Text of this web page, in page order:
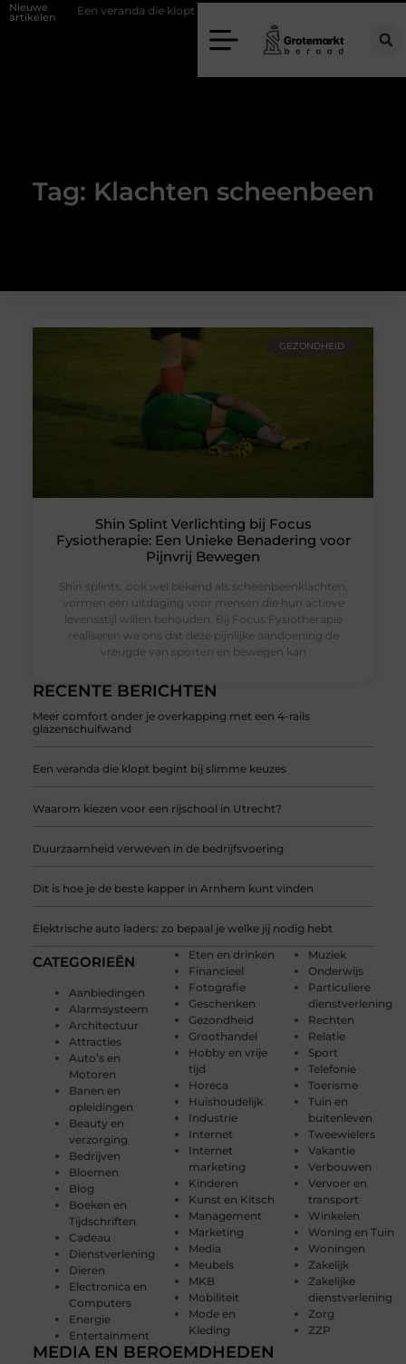
Nieuwe
artikelen Een veranda die klopt begint bij slimme keuzes
Tag: Klachten scheenbeen
RECENTE BERICHTEN
Meer comfort onder je overkapping met een 4-rails
glazenschuifwand
Een veranda die klopt begint bij slimme keuzes
Waarom kiezen voor een rijschool in Utrecht?
Duurzaamheid verweven in de bedrijfsvoering
Dit is hoe je de beste kapper in Arnhem kunt vinden
Elektrische auto laders: zo bepaal je welke jij nodig hebt
CATEGORIEËN
Aanbiedingen
Alarmsysteem
Architectuur
Attracties
Auto’s en
Motoren
Banen en
opleidingen
Beauty en
verzorging
Bedrijven
Bloemen
Blog
Boeken en
Tijdschriften
Cadeau
Dienstverlening
Dieren
Electronica en
Computers
Energie
Entertainment
Eten en drinken
Financieel
Fotografie
Geschenken
Gezondheid
Groothandel
Hobby en vrije
tijd
Horeca
Huishoudelijk
Industrie
Internet
Internet
marketing
Kinderen
Kunst en Kitsch
Management
Marketing
Media
Meubels
MKB
Mobiliteit
Mode en
Kleding
Muziek
Onderwijs
Particuliere
dienstverlening
Rechten
Relatie
Sport
Telefonie
Toerisme
Tuin en
buitenleven
Tweewielers
Vakantie
Verbouwen
Vervoer en
transport
Winkelen
Woning en Tuin
Woningen
Zakelijk
Zakelijke
dienstverlening
Zorg
ZZP
MEDIA EN BEROEMDHEDEN
GEZONDHEID
Shin Splint Verlichting bij Focus
Fysiotherapie: Een Unieke Benadering voor
Pijnvrij Bewegen
Shin splints, ook wel bekend als scheenbeenklachten,
vormen een uitdaging voor mensen die hun actieve
levensstijl willen behouden. Bij Focus Fysiotherapie
realiseren we ons dat deze pijnlijke aandoening de
vreugde van sporten en bewegen kan